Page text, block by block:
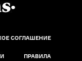
СОГЛАШЕНИЕ
ПРАВИЛА